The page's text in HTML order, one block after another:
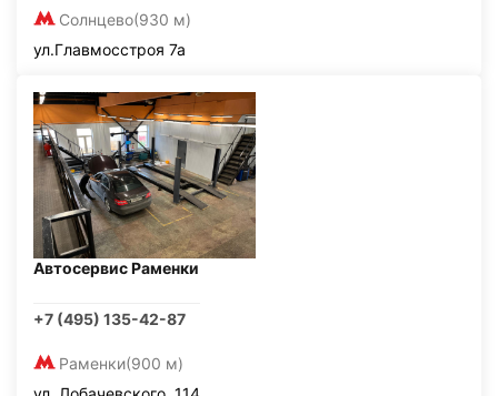
Солнцево(930 м)
ул.Главмосстроя 7а
Автосервис Раменки
+7 (495) 135-42-87
Раменки(900 м)